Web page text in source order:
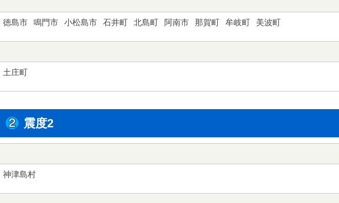
徳島市 鳴門市 小松島市 石井町 北島町 阿南市 那賀町 牟岐町 美波町
土庄町
震度2
神津島村